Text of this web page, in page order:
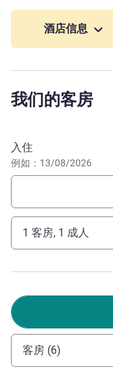
我们酒店地理位置
点。马塞纳广场、
索，亦可从距酒店
团队都很乐意与您分
提供饮水器、木质钥
Alchimistes 进行环
得了绿钥匙认证。
我们的整个团队
市的 Carré d'Or 地
标？提供安静、怡
酒店信息
我们的客房
预订此酒店
入住
例如：13/08/2026
1 客房, 1 成人
客房 (6)